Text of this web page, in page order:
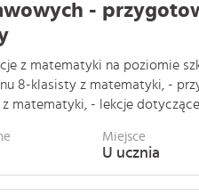
-
z matematyki na poziomie
8-klasisty z matematyki, -
matematyki, - lekcje dotyczące
Miejsce
U ucznia